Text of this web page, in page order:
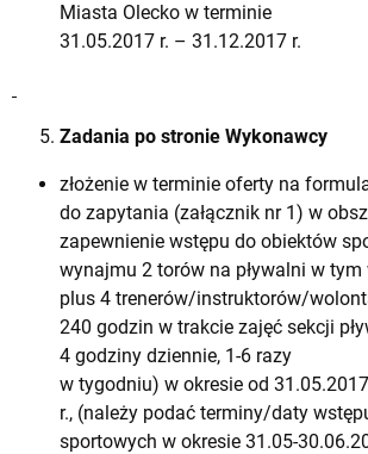
Miasta Olecko w terminie
31.05.2017 r. – 31.12.2017 r.
Zadania po stronie Wykonawcy
złożenie w terminie oferty na
do zapytania (załącznik nr 1) w
zapewnienie wstępu do obiektów
wynajmu 2 torów na pływalni w
plus 4 trenerów/instruktorów/
240 godzin w trakcie zajęć sekcji
4 godziny dziennie, 1-6 razy
w tygodniu) w okresie od
r., (należy podać terminy/daty
sportowych w okresie 31.05-